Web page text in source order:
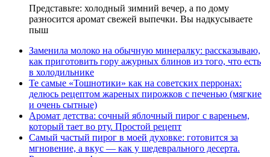
Представьте: холодный зимний вечер, а по дому
разносится аромат свежей выпечки. Вы надкусываете
пыш
Заменила молоко на обычную минералку: рассказываю,
как приготовить гору ажурных блинов из того, что есть
в холодильнике
Те самые «Тошнотики» как на советских перронах:
делюсь рецептом жареных пирожков с печенью (мягкие
и очень сытные)
Аромат детства: сочный яблочный пирог с вареньем,
который тает во рту. Простой рецепт
Самый частый пирог в моей духовке: готовится за
мгновение, а вкус — как у шедеврального десерта.